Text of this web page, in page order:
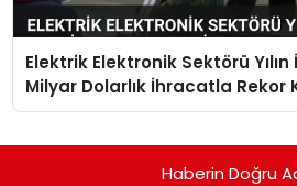
Elektrik Elektronik Sektörü Yılın
Milyar Dolarlık İhracatla Rekor
Haberin Doğru